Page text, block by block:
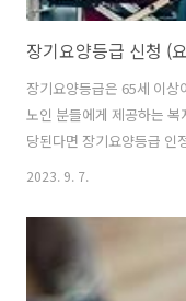
장기요양등급 신청 (
장기요양등급은 65세 이
노인 분들에게 제공하는
당된다면 장기요양등급 인
른 혜택을 받기 위해서는
을 받아야 합니다. 장기요
는지 확인해야 합니다.
2023. 9. 7.